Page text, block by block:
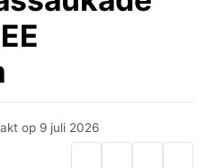
op 9 juli 2026